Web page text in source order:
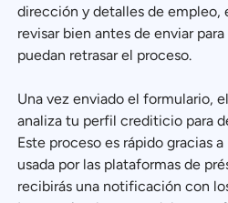
dirección y detalles de empleo,
revisar bien antes de enviar
puedan retrasar el proceso.
Una vez enviado el formulario,
analiza tu perfil crediticio para
Este proceso es rápido gracias
usada por las plataformas de
recibirás una notificación con